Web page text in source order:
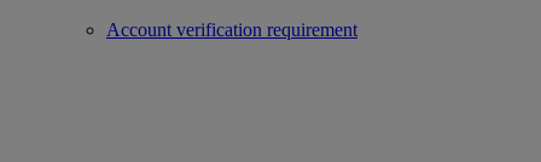
Account verification requirement